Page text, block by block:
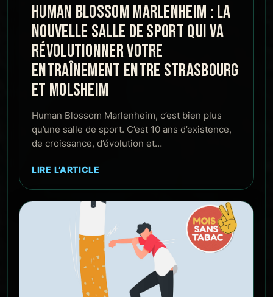
HUMAN BLOSSOM MARLENHEIM : LA
NOUVELLE SALLE DE SPORT QUI VA
RÉVOLUTIONNER VOTRE
ENTRAÎNEMENT ENTRE STRASBOURG
ET MOLSHEIM
Human Blossom Marlenheim, c’est bien plus
qu’une salle de sport. C’est 10 ans d’existence,
de croissance, d’évolution et…
LIRE L’ARTICLE